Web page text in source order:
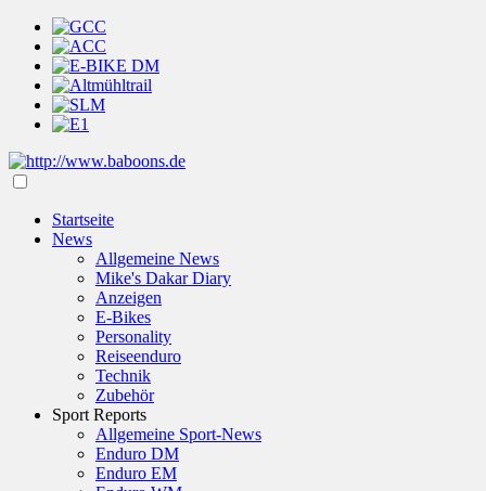
Startseite
News
Allgemeine News
Mike's Dakar Diary
Anzeigen
E-Bikes
Personality
Reiseenduro
Technik
Zubehör
Sport Reports
Allgemeine Sport-News
Enduro DM
Enduro EM